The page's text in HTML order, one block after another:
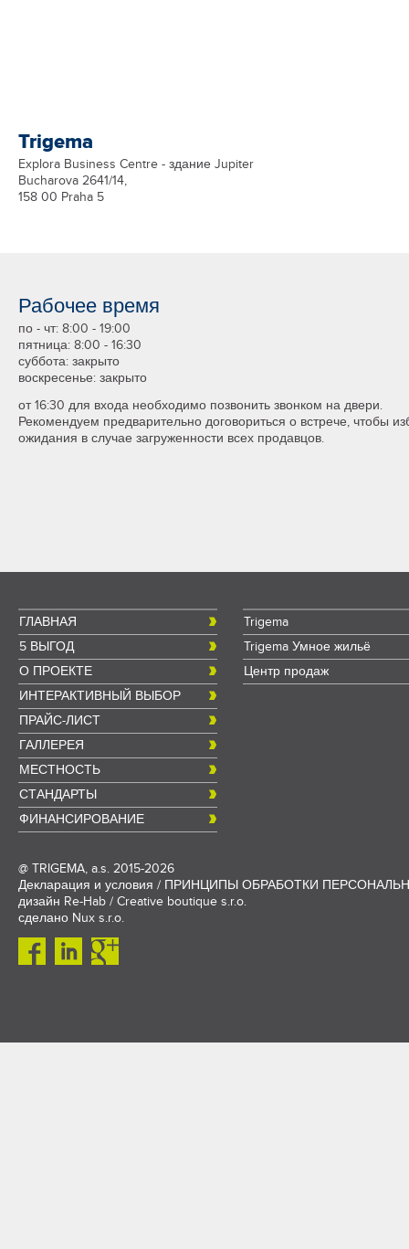
Trigema
Explora Business Centre - здание Jupiter
Bucharova 2641/14,
158 00 Praha 5
Рабочее время
по - чт: 8:00 - 19:00
пятница: 8:00 - 16:30
суббота: закрыто
воскресенье: закрыто
от 16:30 для входа необходимо позвонить звонком на двери.
Рекомендуем предварительно договориться о встрече, чтобы
ожидания в случае загруженности всех продавцов.
ГЛАВНАЯ
5 ВЫГОД
О ПРОЕКТЕ
ИНТЕРАКТИВНЫЙ ВЫБОР
ПРАЙС-ЛИСТ
ГАЛЛЕРЕЯ
МЕСТНОСТЬ
СТАНДАРТЫ
ФИНАНСИРОВАНИЕ
Trigema
Trigema Умное жильё
Центр продаж
@ TRIGEMA, a.s. 2015-2026
Декларация и условия / ПРИНЦИПЫ ОБРАБОТКИ
дизайн Re-Hab / Creative boutique s.r.o.
сделано Nux s.r.o.